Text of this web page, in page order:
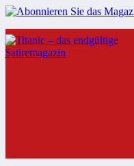
Zum
Inhalt
springen